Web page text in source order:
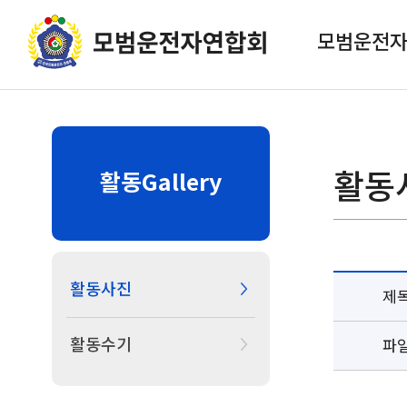
모범운전
활동Gallery
활동사진
활동수기
활동
제
파